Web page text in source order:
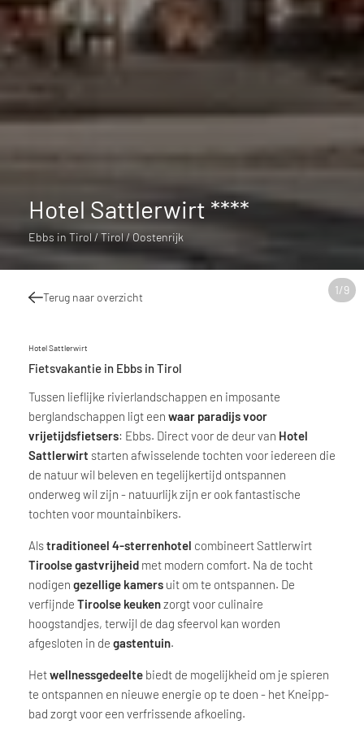
1/9
Hotel Sattlerwirt ****
Ebbs in Tirol / Tirol / Oostenrijk
Terug naar overzicht
Hotel Sattlerwirt
Fietsvakantie in Ebbs in Tirol
Tussen lieflijke rivierlandschappen en imposante
berglandschappen ligt een waar paradijs voor
vrijetijdsfietsers: Ebbs. Direct voor de deur van Hotel
Sattlerwirt starten afwisselende tochten voor iedereen die
de natuur wil beleven en tegelijkertijd ontspannen
onderweg wil zijn - natuurlijk zijn er ook fantastische
tochten voor mountainbikers.
Alstraditioneel 4-sterrenhotel combineert Sattlerwirt
Tiroolse gastvrijheid met modern comfort. Na de tocht
nodigen gezellige kamers uit om te ontspannen. De
verfijnde Tiroolse keukenzorgt voor culinaire
hoogstandjes, terwijl de dag sfeervol kan worden
afgesloten in de gastentuin.
Hetwellnessgedeelte biedt de mogelijkheid om je spieren
te ontspannen en nieuwe energie op te doen - het Kneipp-
bad zorgt voor een verfrissende afkoeling.